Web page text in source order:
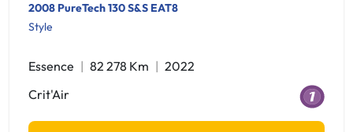
2008 PureTech 130 S&S EAT8
Style
Essence 82 278 Km
2022
Crit'Air